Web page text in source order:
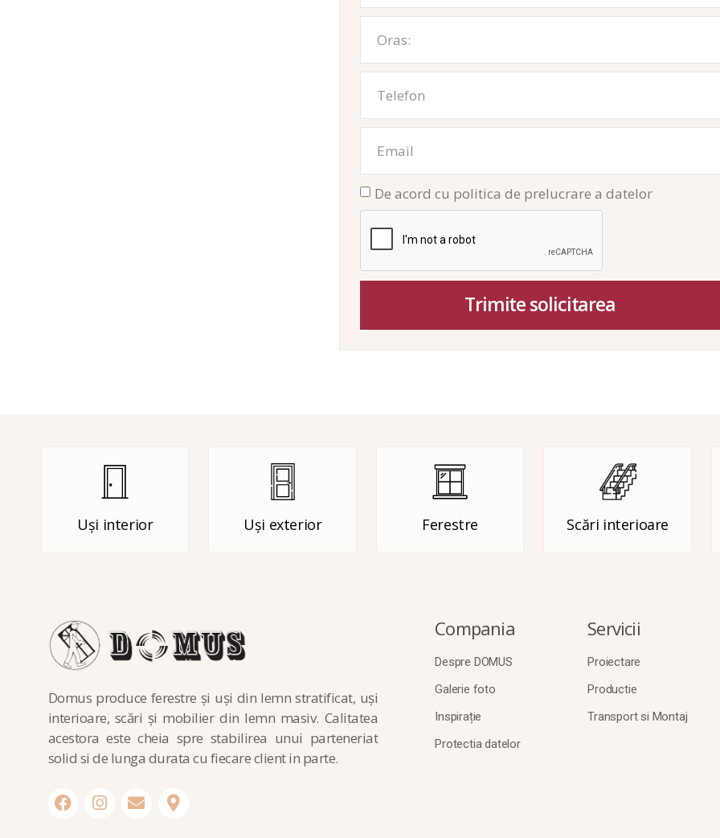
De acord cu politica de prelucrare a datelor
Trimite solicitarea
Uși interior Uși exterior Ferestre Scări interioare
Domus produce ferestre și uși din lemn stratificat, uși
interioare, scări și mobilier din lemn masiv. Calitatea
acestora este cheia spre stabilirea unui parteneriat
solid si de lunga durata cu fiecare client in parte.
Compania
Despre DOMUS
Galerie foto
Inspirație
Protectia datelor
Servicii
Proiectare
Productie
Transport si Montaj